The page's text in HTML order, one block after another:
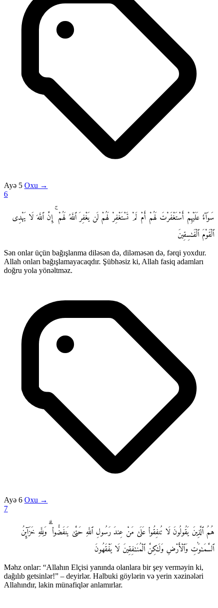
Ayə 5 Oxu →
6
سَوَآءٌ عَلَيْهِمْ أَسْتَغْفَرْتَ لَهُمْ أَمْ لَمْ تَسْتَغْفِرْ لَهُمْ لَن يَغْفِرَ ٱللَّهُ لَهُمْ ۚ إِنَّ ٱللَّهَ لَا يَهْدِى
ٱلْقَوْمَ ٱلْفَـٰسِقِينَ
Sən onlar üçün bağışlanma diləsən də, diləməsən də, fərqi yoxdur.
Allah onları bağışlamayacaqdır. Şübhəsiz ki, Allah fasiq adamları
doğru yola yönəltməz.
Ayə 6 Oxu →
7
هُمُ ٱلَّذِينَ يَقُولُونَ لَا تُنفِقُوا۟ عَلَىٰ مَنْ عِندَ رَسُولِ ٱللَّهِ حَتَّىٰ يَنفَضُّوا۟ ۗ وَلِلَّهِ خَزَآئِنُ
ٱلسَّمَـٰوَٰتِ وَٱلْأَرْضِ وَلَـٰكِنَّ ٱلْمُنَـٰفِقِينَ لَا يَفْقَهُونَ
Məhz onlar: “Allahın Elçisi yanında olanlara bir şey verməyin ki,
dağılıb getsinlər!” – deyirlər. Halbuki göylərin və yerin xəzinələri
Allahındır, lakin münafiqlər anlamırlar.